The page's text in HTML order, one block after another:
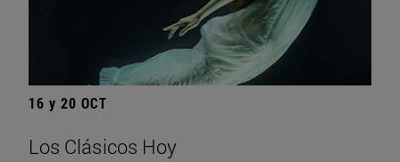
16 y 20 OCT
Los Clásicos Hoy